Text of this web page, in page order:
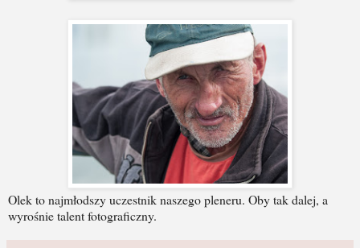
Olek to najmłodszy uczestnik naszego pleneru. Oby tak dalej, a
wyrośnie talent fotograficzny.